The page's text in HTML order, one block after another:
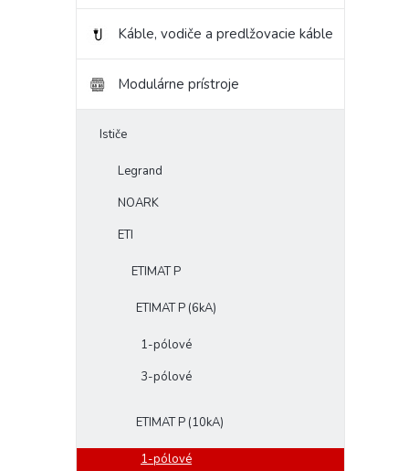
Káble, vodiče a predlžovacie káble
Modulárne prístroje
Ističe
Legrand
NOARK
ETI
ETIMAT P
ETIMAT P (6kA)
1-pólové
3-pólové
ETIMAT P (10kA)
1-pólové